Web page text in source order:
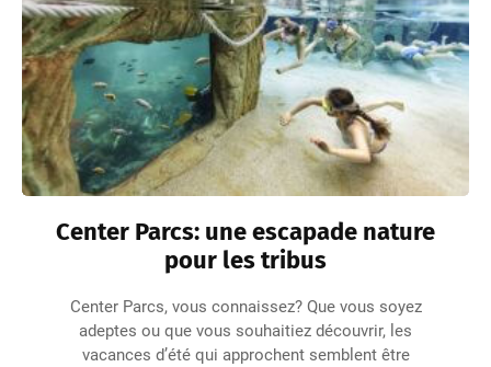
Center Parcs: une escapade nature
pour les tribus
Center Parcs, vous connaissez? Que vous soyez
adeptes ou que vous souhaitiez découvrir, les
vacances d’été qui approchent semblent être